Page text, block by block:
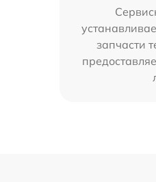
запчасти